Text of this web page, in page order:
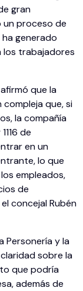
gran
un proceso de
generado
los trabajadores
que la
que, si
la compañía
de
en un
lo que
empleados,
de
concejal Rubén
Personería y la
sobre la
que podría
además de